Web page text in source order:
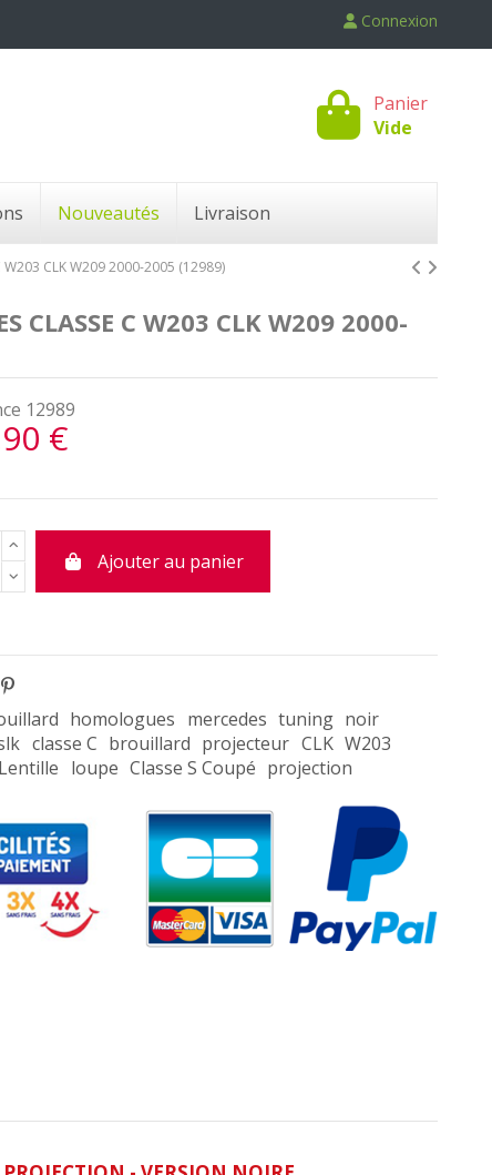
Connexion
Panier
Vide
Nouveautés Livraison
C W203 CLK W209 2000-2005 (12989)
CLASSE C W203 CLK W209 2000-
12989
€
Ajouter au panier
homologues mercedes tuning noir
classe C brouillard projecteur CLK W203
Lentille loupe Classe S Coupé projection